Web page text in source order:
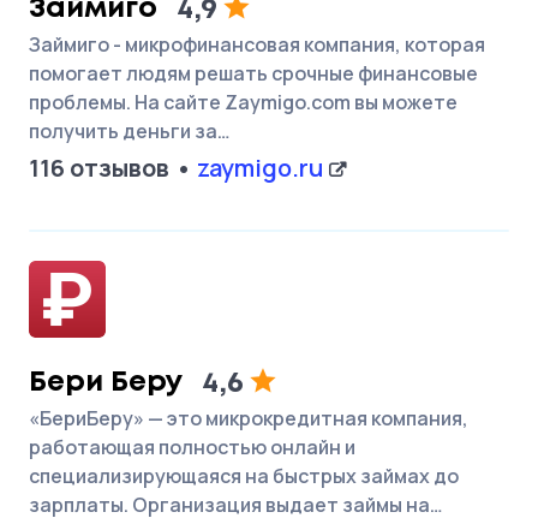
Займиго 4,9
Займиго - микрофинансовая компания, которая
помогает людям решать срочные финансовые
проблемы. На сайте Zaymigo.com вы можете
получить деньги за…
116 отзывов zaymigo.ru
Бери Беру 4,6
«БериБеру» — это микрокредитная компания,
работающая полностью онлайн и
специализирующаяся на быстрых займах до
зарплаты. Организация выдает займы на…